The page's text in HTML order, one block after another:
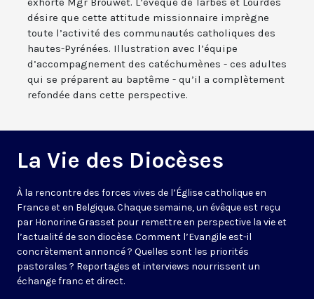
désire que cette attitude missionnaire imprègne
toute l’activité des communautés catholiques des
hautes-Pyrénées. Illustration avec l’équipe
d’accompagnement des catéchumènes - ces adultes
qui se préparent au baptême - qu’il a complètement
refondée dans cette perspective.
La Vie des Diocèses
À la rencontre des forces vives de l’Église catholique en
France et en Belgique. Chaque semaine, un évêque est reçu
par Honorine Grasset pour remettre en perspective la vie et
l’actualité de son diocèse. Comment l’Evangile est-il
concrètement annoncé ? Quelles sont les priorités
pastorales ? Reportages et interviews nourrissent un
échange franc et direct.